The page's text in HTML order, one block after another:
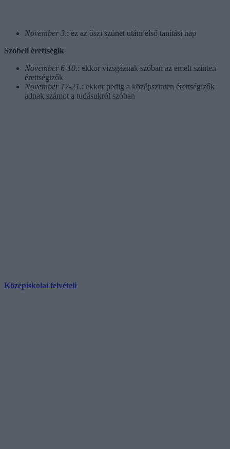
November 3.: ez az őszi szünet utáni első tanítási nap
Szóbeli érettségik
November 6-10.: ekkor vizsgáznak szóban az emelt szinten
érettségizők
November 17-21.: ekkor pedig a középszinten érettségizők
adnak számot a tudásukról szóban
Középiskolai felvételi